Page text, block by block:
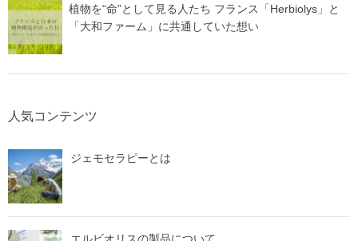
植物を“命”として見る人たち フランス「Herbiolys」と
「大和ファーム」に共通していた想い
人気コンテンツ
ジェモセラピーとは
エルビオリスの製品について